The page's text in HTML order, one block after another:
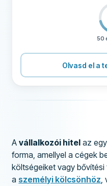
50
FELTÉTELEK
Olvasd el a
Avállalkozói hitel az
forma, amellyel a cégek
költségeiket vagy
a személyi kölcsönhöz,